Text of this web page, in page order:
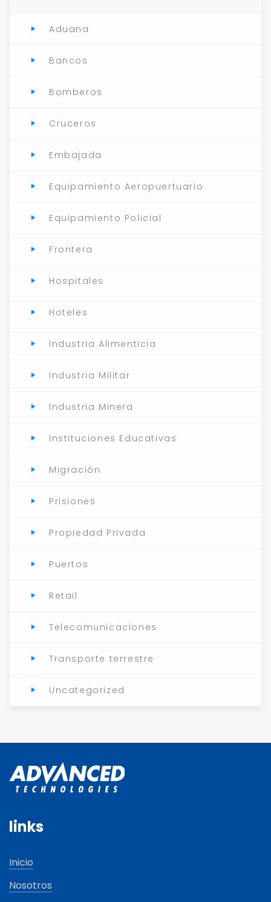
Aduana
Bancos
Bomberos
Cruceros
Embajada
Equipamiento Aeropuertuario
Equipamiento Policial
Frontera
Hospitales
Hoteles
Industria Alimenticia
Industria Militar
Industria Minera
Instituciones Educativas
Migración
Prisiones
Propiedad Privada
Puertos
Retail
Telecomunicaciones
Transporte terrestre
Uncategorized
links
Inicio
Nosotros